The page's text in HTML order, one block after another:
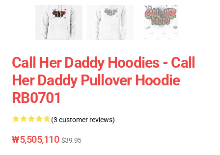
Call Her Daddy Hoodies - Call
Her Daddy Pullover Hoodie
RB0701
(3 customer reviews)
₩5,505,110 $39.95